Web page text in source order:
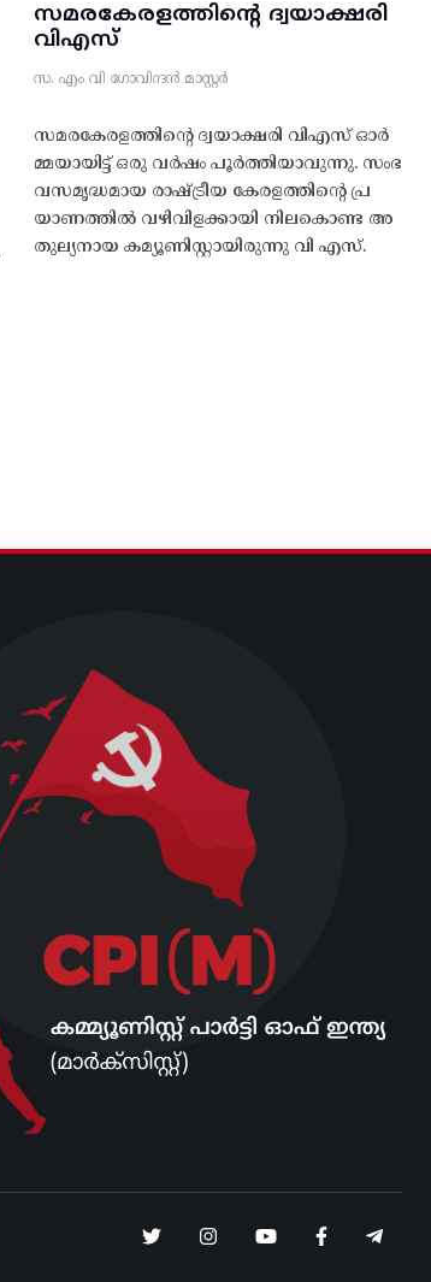
സമരകേരളത്തിൻ്റെ ദ്വയാക്ഷരി
വിഎസ്
സ. എം വി ഗോവിന്ദൻ മാസ്റ്റർ
സമരകേരളത്തിൻ്റെ ദ്വയാക്ഷരി വിഎസ് ഓർ
മ്മയായിട്ട് ഒരു വർഷം പൂർത്തിയാവുന്നു. സംഭ
വസമൃദ്ധമായ രാഷ്ട്രീയ കേരളത്തിന്റെ പ്ര
യാണത്തിൽ വഴിവിളക്കായി നിലകൊണ്ട അ
തുല്യനായ കമ്യൂണിസ്റ്റായിരുന്നു വി എസ്.